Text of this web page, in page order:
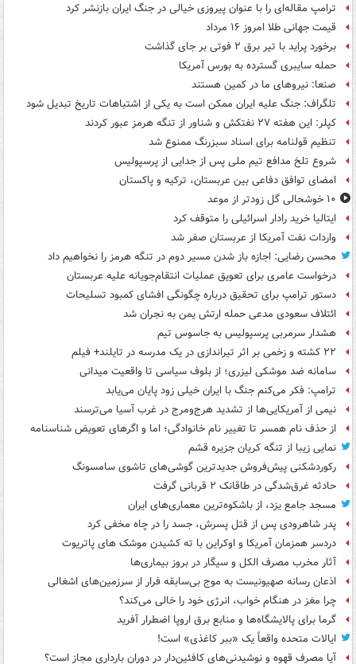
ترامپ مقاله‌ای را با عنوان پیروزی خیالی در جنگ ایران بازنشر کرد
قیمت جهانی طلا امروز ۱۶ مرداد
برخورد پراید با تیر برق ۲ فوتی بر جای گذاشت
حمله سایبری گسترده به بورس آمریکا
صنعا: نیروهای ما در کمین‌ هستند
تلگراف: جنگ علیه ایران ممکن است به یکی از اشتباهات تاریخ تبدیل شود
کپلر: این هفته ۲۷ نفتکش و شناور از تنگه هرمز عبور کردند
تنظیم قولنامه برای اسناد سبزرنگ ممنوع شد
شروع تلخ مدافع تیم ملی پس از جدایی از پرسپولیس
امضای توافق دفاعی بین عربستان، ترکیه و پاکستان
۱۰ خوشحالی گل زودتر از موعد
ایتالیا خرید رادار اسرائیلی را متوقف کرد
واردات نفت آمریکا از عربستان صفر شد
محسن رضایی: اجازه باز شدن مسیر دوم در تنگه هرمز را نخواهیم داد
درخواست عامری برای تعویق عملیات انتقام‌جویانه علیه عربستان
دستور ترامپ برای تحقیق درباره چگونگی افشای کمبود تسلیحات
ائتلاف سعودی مدعی حمله ارتش یمن به نجران شد
هشدار سرمربی پرسپولیس به جاسوس تیم
۲۲ کشته و زخمی بر اثر تیراندازی در یک مدرسه در تایلند+ فیلم
سامانه ضد موشکی لیزری؛ از بلوف سیاسی تا واقعیت میدانی
ترامپ: فکر می‌کنم جنگ با ایران خیلی زود پایان می‌یابد
نیمی از آمریکایی‌ها از تشدید هرج‌ومرج در غرب آسیا می‌ترسند
از حذف نام همسر تا تغییر نام خانوادگی؛ اما و اگرهای تعویض شناسنامه
نمایی زیبا از تنگه کریان جزیره قشم
رکوردشکنی پیش‌فروش جدیدترین گوشی‌های تاشوی سامسونگ
حادثه غرق‌شدگی در طاقانک ۲ قربانی گرفت
مسجد جامع یزد، از باشکوه‌ترین معماری‌های ایران
پدر شاهرودی پس از قتل پسرش، جسد را در چاه مخفی کرد
دردسر همزمان آمریکا و اوکراین با ته کشیدن موشک های پاتریوت
آثار مخرب مصرف الکل و سیگار در بروز بیماری‌ها
اذعان رسانه صهیونیست به موج بی‌سابقه فرار از سرزمین‌های اشغالی
چرا مغز در هنگام خواب، انرژی خود را خالی می‌کند؟
گرما برای پالایشگاه‌ها و منابع برق اروپا اضطرار آفرید
ایالات متحده واقعاً یک «ببر کاغذی» است!
آیا مصرف قهوه و نوشیدنی‌های کافئین‌دار در دوران بارداری مجاز است؟